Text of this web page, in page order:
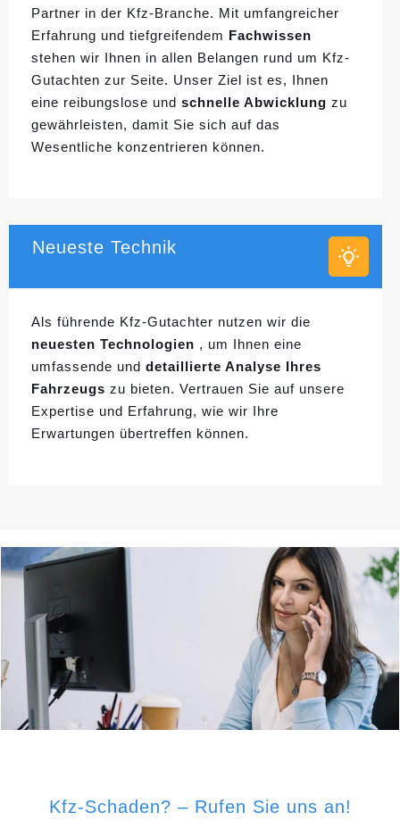
Partner in der Kfz-Branche. Mit umfangreicher
Erfahrung und tiefgreifendem Fachwissen
stehen wir Ihnen in allen Belangen rund um Kfz-
Gutachten zur Seite. Unser Ziel ist es, Ihnen
eine reibungslose und schnelle Abwicklung zu
gewährleisten, damit Sie sich auf das
Wesentliche konzentrieren können.
Neueste Technik
Als führende Kfz-Gutachter nutzen wir die
neuesten Technologien , um Ihnen eine
umfassende und detaillierte Analyse Ihres
Fahrzeugs zu bieten. Vertrauen Sie auf unsere
Expertise und Erfahrung, wie wir Ihre
Erwartungen übertreffen können.
Kfz-Schaden? – Rufen Sie uns an!